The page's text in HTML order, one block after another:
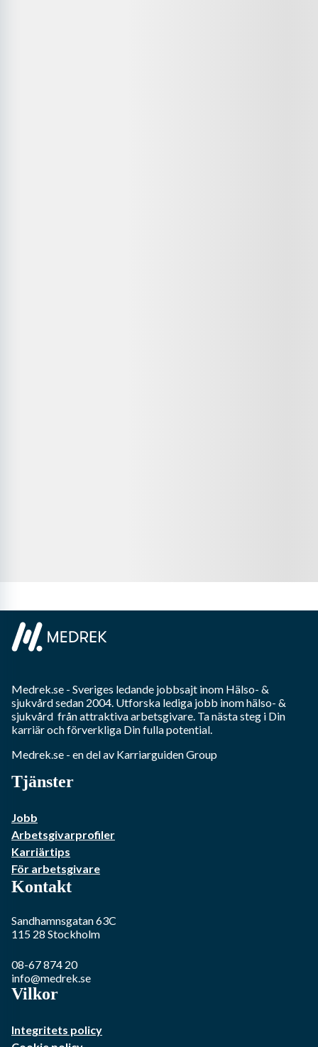
Medrek.se - Sveriges ledande jobbsajt inom Hälso- &
sjukvårdsedan 2004. Utforska lediga jobb inomhälso- &
sjukvård från attraktiva arbetsgivare. Ta nästa steg i Din
karriär och förverkliga Din fulla potential.
Medrek.se - en del av Karriarguiden Group
Tjänster
Jobb
Arbetsgivarprofiler
Karriärtips
För arbetsgivare
Kontakt
Sandhamnsgatan 63C
115 28 Stockholm
08-67 874 20
info@medrek.se
Vilkor
Integritets policy